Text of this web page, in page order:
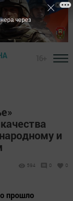
и
594 0 0
прошло
через